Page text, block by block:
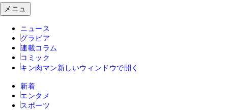
メニュ
ニュース
グラビア
連載コラム
コミック
キン肉マン 新しいウィンドウで開く
新着
エンタメ
スポーツ